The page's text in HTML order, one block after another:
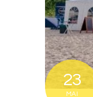
23
MAI